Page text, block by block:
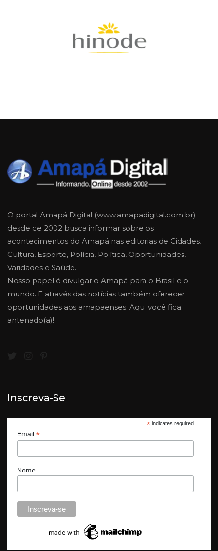
O portal Amapá Digital (www.amapadigital.com.br)
desde de 2002 busca informar sobre os
acontecimentos do Amapá nas editorias de Cidades,
Cultura, Esporte, Polícia, Política, Oportunidades,
Varidades e Saúde.
Nosso papel é divulgar o Amapá para o Brasil e o
mundo. E através das notícias também oferecer
oportunidades aos amapaenses. Aqui você fica
antenado(a)!
Inscreva-Se
*indicates required
Email *
Nome